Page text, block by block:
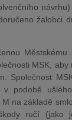
žalobci
MSK,
Společnost
v podobě
na základě
ručí (jako